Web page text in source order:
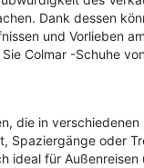
Dank dessen
und Vorlieben
Colmar -Schuhe
die in verschiedenen
Spaziergänge oder
ideal für Außenreisen